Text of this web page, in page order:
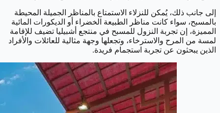
إلى جانب ذلك، يُمكن للنزلاء الاستمتاع بالمناظر الجميلة المحيطة
بالمسبح، سواء كانت مناظر الطبيعة الخضراء أو الديكورات المائية
المميزة، إن تجربة النزول للمسبح في منتجع أشبيليا تضيف للإقامة
لمسة من المرح والاسترخاء، وتجعلها وجهة مثالية للعائلات والأفراد
الذين يبحثون عن تجربة استجمام فريدة.